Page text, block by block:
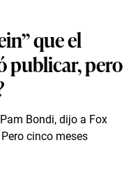
que el
publicar, pero
Bondi, dijo a Fox
cinco meses